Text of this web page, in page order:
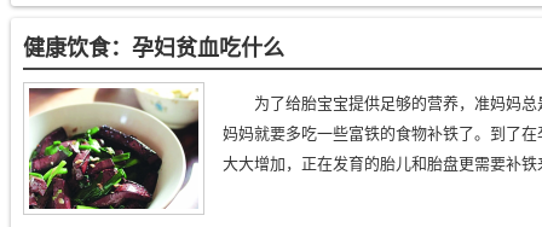
健康饮食：孕妇贫血吃什么
为了给胎宝宝提供足够的营养，准妈妈
妈妈就要多吃一些富铁的食物补铁了。到了
大大增加，正在发育的胎儿和胎盘更需要补